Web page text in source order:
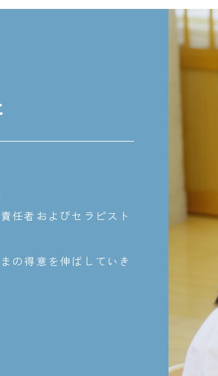
任者およびセラピスト
の得意を伸ばしていき